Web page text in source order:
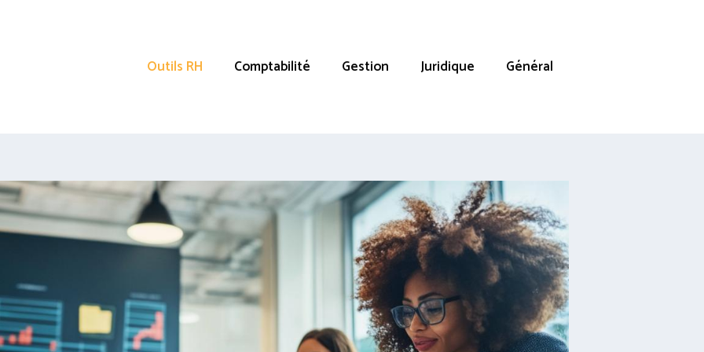
Outils RH Comptabilité Gestion Juridique Général